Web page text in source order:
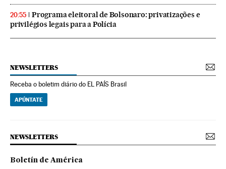
20:55
Programa eleitoral de Bolsonaro: privatizações e
privilégios legais para a Polícia
NEWSLETTERS
Receba o boletim diário do EL PAÍS Brasil
APÚNTATE
NEWSLETTERS
Boletín de América